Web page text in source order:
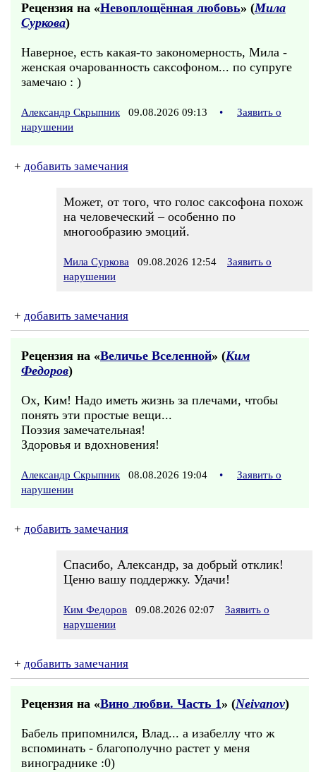
Рецензия на «Невоплощённая любовь» (Мила
Суркова)
Наверное, есть какая-то закономерность, Мила -
женская очарованность саксофоном... по супруге
замечаю : )
Александр Скрыпник 09.08.2026 09:13 •
Заявить о
нарушении
+ добавить замечания
Может, от того, что голос саксофона похож
на человеческий – особенно по
многообразию эмоций.
Мила Суркова 09.08.2026 12:54
Заявить о
нарушении
+ добавить замечания
Рецензия на «Величье Вселенной» (Ким
Федоров)
Ох, Ким! Надо иметь жизнь за плечами, чтобы
понять эти простые вещи...
Поэзия замечательная!
Здоровья и вдохновения!
Александр Скрыпник 08.08.2026 19:04 •
Заявить о
нарушении
+ добавить замечания
Спасибо, Александр, за добрый отклик!
Ценю вашу поддержку. Удачи!
Ким Федоров 09.08.2026 02:07
Заявить о
нарушении
+ добавить замечания
Рецензия на «Вино любви. Часть 1» (Neivanov)
Бабель припомнился, Влад... а изабеллу что ж
вспоминать - благополучно растет у меня
винограднике :0)